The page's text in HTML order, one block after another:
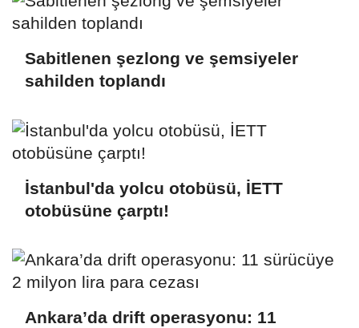
Sabitlenen şezlong ve şemsiyeler
sahilden toplandı
İstanbul'da yolcu otobüsü, İETT
otobüsüne çarptı!
Ankara’da drift operasyonu: 11